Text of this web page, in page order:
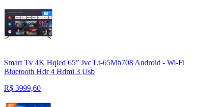
Smart Tv 4K Hqled 65” Jvc Lt-65Mb708 Android - Wi-Fi
Bluetooth Hdr 4 Hdmi 3 Usb
R$ 3999,60